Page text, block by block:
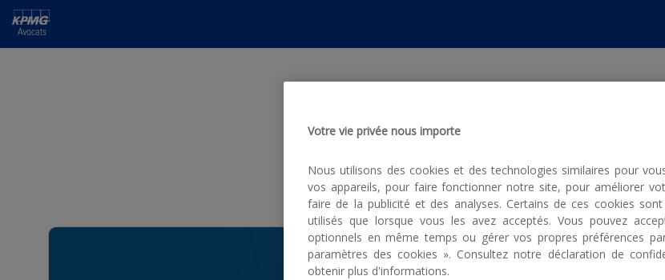
Si vous ne trouvez pas votre réponse ci-
veuillez contacter les organisateurs de
Votre vie privée nous importe
Nous utilisons des cookies et des technologies similaires pour
vos appareils, pour faire fonctionner notre site, pour améliorer
faire de la publicité et des analyses. Certains de ces cookies
utilisés que lorsque vous les avez acceptés. Vous pouvez
optionnels en même temps ou gérer vos propres préférences
paramètres des cookies ». Consultez notre déclaration de
obtenir plus d'informations.